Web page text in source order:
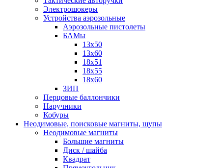
Электрошокеры
Устройства аэрозольные
Аэрозольные пистолеты
БАМы
13х50
13х60
18х51
18х55
18х60
ЗИП
Перцовые баллончики
Наручники
Кобуры
Неодимовые, поисковые магниты, щупы
Неодимовые магниты
Большие магниты
Диск / шайба
Квадрат